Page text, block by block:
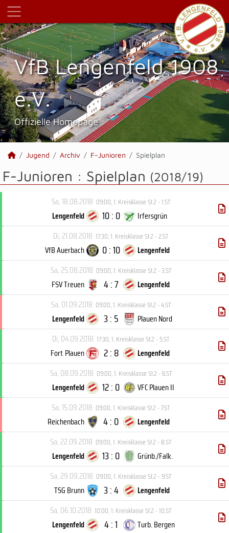
VfB Lengenfeld 1908
e.V.
Offizielle Homepage
Jugend Archiv F-Junioren Spielplan
F-Junioren : Spielplan (2018/19)
Sa, 18.08.2018 09:00,1. Kreisklasse St.2 - 1.ST
Lengenfeld 10 : 0
Irfersgrün
Di, 21.08.2018 17:30,1. Kreisklasse St.2 - 2.ST
VfB Auerbach 0 : 10
Lengenfeld
Sa, 25.08.2018 09:00,1. Kreisklasse St.2 - 3.ST
FSV Treuen 4 : 7
Lengenfeld
Sa, 01.09.2018 09:00,1. Kreisklasse St.2 - 4.ST
Lengenfeld 3 : 5
Plauen Nord
Di, 04.09.2018 17:30,1. Kreisklasse St.2 - 5.ST
Fort. Plauen 2 : 8
Lengenfeld
Sa, 08.09.2018 09:00,1. Kreisklasse St.2 - 6.ST
Lengenfeld 12 : 0
VFC Plauen II
Sa, 15.09.2018 09:00,1. Kreisklasse St.2 - 7.ST
Reichenbach 4 : 0
Lengenfeld
Sa, 22.09.2018 09:00,1. Kreisklasse St.2 - 8.ST
Lengenfeld 13 : 0
Grünb./Falk.
Sa, 29.09.2018 09:00,1. Kreisklasse St.2 - 9.ST
TSG Brunn 3 : 4
Lengenfeld
Sa, 06.10.2018 10:00,1. Kreisklasse St.2 - 10.ST
Lengenfeld 4 : 1
Turb. Bergen